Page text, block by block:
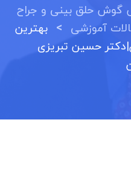
حلق بینی و جراح
آموزشی > بهترین
حسین تبریزی